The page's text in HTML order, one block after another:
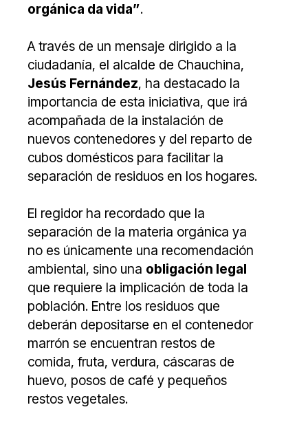
orgánica da vida”.
A través de un mensaje dirigido a la
ciudadanía, el alcalde de Chauchina,
Jesús Fernández, ha destacado la
importancia de esta iniciativa, que irá
acompañada de la instalación de
nuevos contenedores y del reparto de
cubos domésticos para facilitar la
separación de residuos en los hogares.
El regidor ha recordado que la
separación de la materia orgánica ya
no es únicamente una recomendación
ambiental, sino una obligación legal
que requiere la implicación de toda la
población. Entre los residuos que
deberán depositarse en el contenedor
marrón se encuentran restos de
comida, fruta, verdura, cáscaras de
huevo, posos de café y pequeños
restos vegetales.